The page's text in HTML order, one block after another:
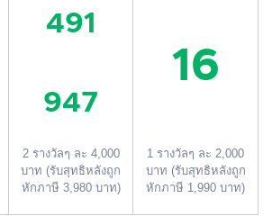
491
947
16
2 รางวัลๆ ละ 4,000
บาท (รับสุทธิหลังถูก
หักภาษี 3,980 บาท)
1 รางวัลๆ ละ 2,000
บาท (รับสุทธิหลังถูก
หักภาษี 1,990 บาท)